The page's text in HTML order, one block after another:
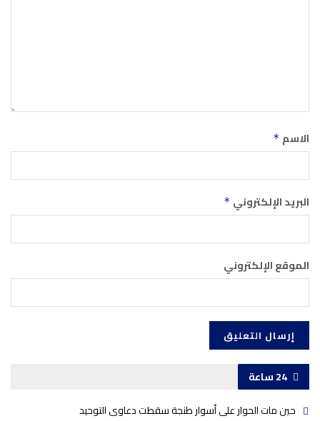
الاسم *
البريد الإلكتروني *
الموقع الإلكتروني
24 ساعة
حين مات الحوار على أسوار طنجة سقطت دعاوى التوحيد